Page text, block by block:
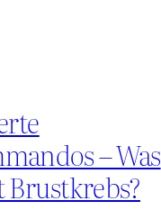
– Was